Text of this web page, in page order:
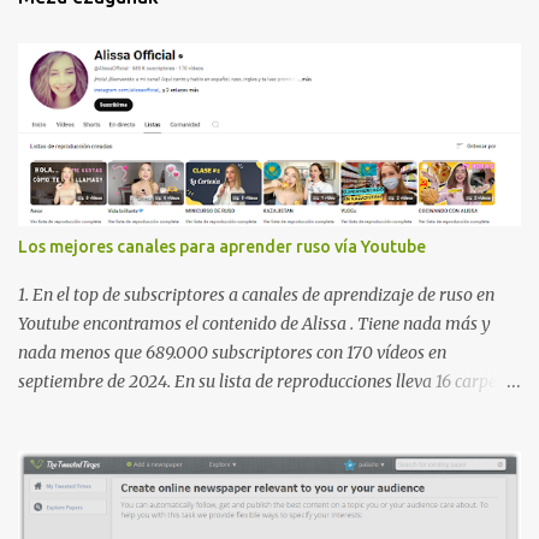
Los mejores canales para aprender ruso vía Youtube
1. En el top de subscriptores a canales de aprendizaje de ruso en
Youtube encontramos el contenido de Alissa . Tiene nada más y
nada menos que 689.000 subscriptores con 170 vídeos en
septiembre de 2024. En su lista de reproducciones lleva 16 carpetas
de Anastasia G . con 224.000 subscriptores y 97 vídeos en
septiembre de 2024. Anastasia tiene una lista de reproducción
muy bien estructurada para aprender gramática, lectura,